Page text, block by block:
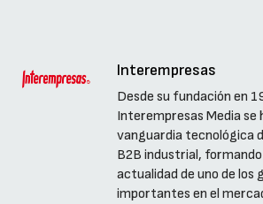
Interempresas
Desde su fundación en
Interempresas Media se
vanguardia tecnológica
B2B industrial,
actualidad de uno de los
importantes en el